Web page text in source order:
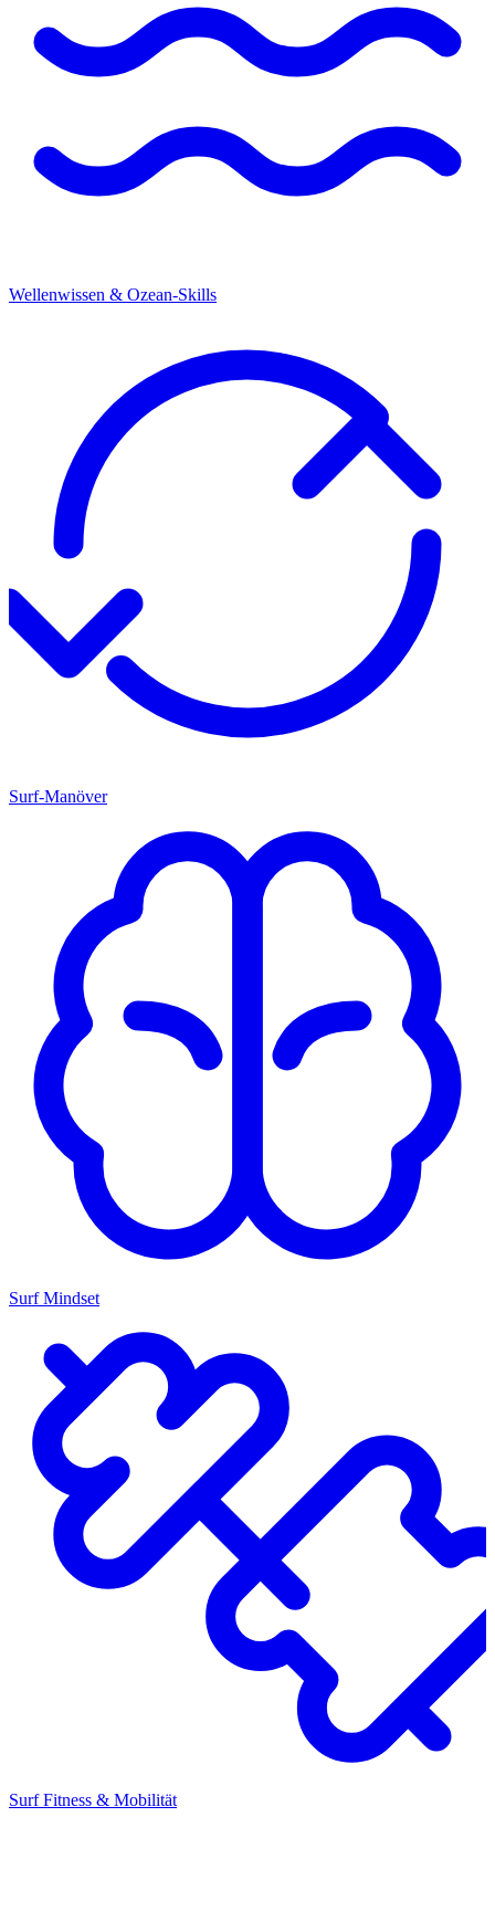
Wellenwissen & Ozean-Skills
Surf-Manöver
Surf Mindset
Surf Fitness & Mobilität